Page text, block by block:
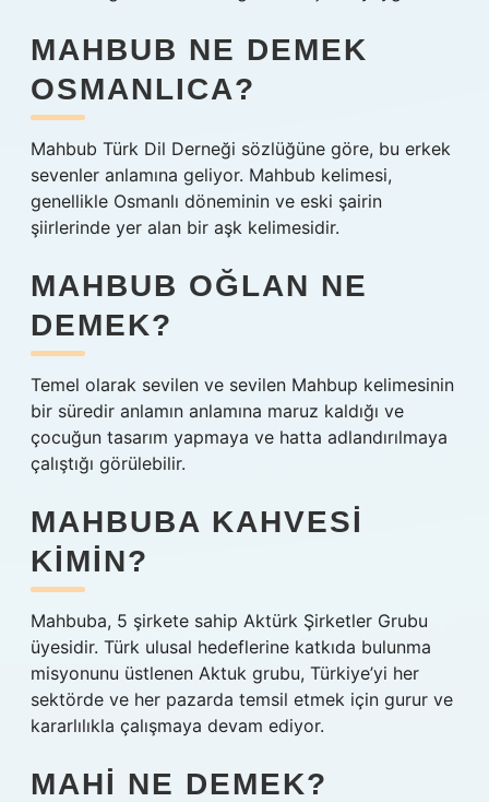
MAHBUB NE DEMEK
OSMANLICA?
Mahbub Türk Dil Derneği sözlüğüne göre, bu erkek
sevenler anlamına geliyor. Mahbub kelimesi,
genellikle Osmanlı döneminin ve eski şairin
şiirlerinde yer alan bir aşk kelimesidir.
MAHBUB OĞLAN NE
DEMEK?
Temel olarak sevilen ve sevilen Mahbup kelimesinin
bir süredir anlamın anlamına maruz kaldığı ve
çocuğun tasarım yapmaya ve hatta adlandırılmaya
çalıştığı görülebilir.
MAHBUBA KAHVESI
KIMIN?
Mahbuba, 5 şirkete sahip Aktürk Şirketler Grubu
üyesidir. Türk ulusal hedeflerine katkıda bulunma
misyonunu üstlenen Aktuk grubu, Türkiye’yi her
sektörde ve her pazarda temsil etmek için gurur ve
kararlılıkla çalışmaya devam ediyor.
MAHI NE DEMEK?